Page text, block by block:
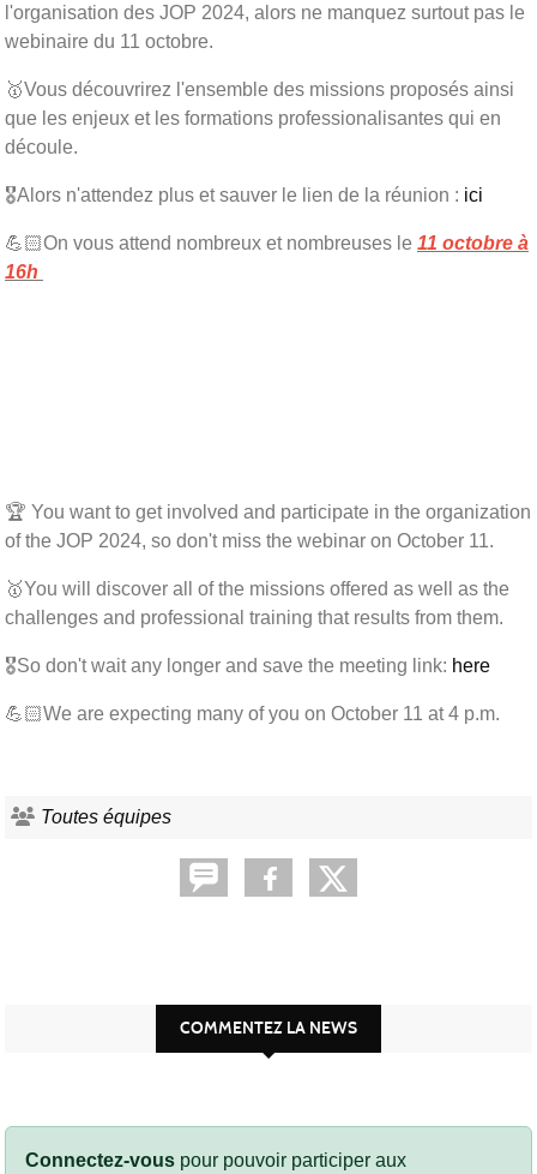
l'organisation des JOP 2024, alors ne manquez surtout pas le
webinaire du 11 octobre.
🥇Vous découvrirez l'ensemble des missions proposés ainsi
que les enjeux et les formations professionalisantes qui en
découle.
🎖Alors n'attendez plus et sauver le lien de la réunion : ici
💪🏻On vous attend nombreux et nombreuses le 11 octobre à
16h
🏆 You want to get involved and participate in the organization
of the JOP 2024, so don't miss the webinar on October 11.
🥇You will discover all of the missions offered as well as the
challenges and professional training that results from them.
🎖So don't wait any longer and save the meeting link: here
💪🏻We are expecting many of you on October 11 at 4 p.m.
Toutes équipes
COMMENTEZ LA NEWS
Connectez-vous pour pouvoir participer aux